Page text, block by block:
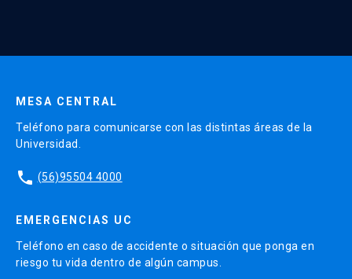
Nombre en inglés: Design of the problem in
innovation
Docente(s):Álvaro Sylleros
Unidad académica responsable:
Economía y Administración
MESA CENTRAL
Teléfono para comunicarse con las distintas áreas de la
Universidad.
phone (56)95504 4000
EMERGENCIAS UC
Teléfono en caso de accidente o situación que ponga en
riesgo tu vida dentro de algún campus.